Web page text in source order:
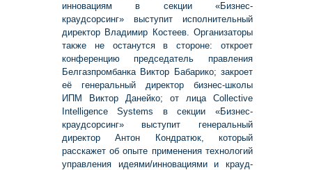
инновациям в секции «Бизнес-
краудсорсинг» выступит исполнительный
директор Владимир Костеев. Организаторы
также не останутся в стороне: откроет
конференцию председатель правления
Белгазпромбанка Виктор Бабарико; закроет
её генеральный директор бизнес-школы
ИПМ Виктор Данейко; от лица Collective
Intelligence Systems в секции «Бизнес-
краудсорсинг» выступит генеральный
директор Антон Кондратюк, который
расскажет об опыте применения технологий
управления идеями/инновациями и крауд-